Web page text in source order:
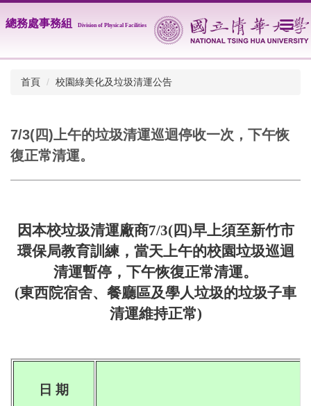
到
總務處事務組 Division of Physical Facilities
首頁 校園綠美化及垃圾清運公告
7/3(四)上午的垃圾清運巡迴停收一次，下午恢
復正常清運。
因本校垃圾清運廠商7/3(四)早上須至新竹市
環保局教育訓練，當天上午的校園垃圾巡迴
清運暫停，下午恢復正常清運。
(東西院宿舍、餐廳區及學人垃圾的垃圾子車
清運維持正常)
日 期